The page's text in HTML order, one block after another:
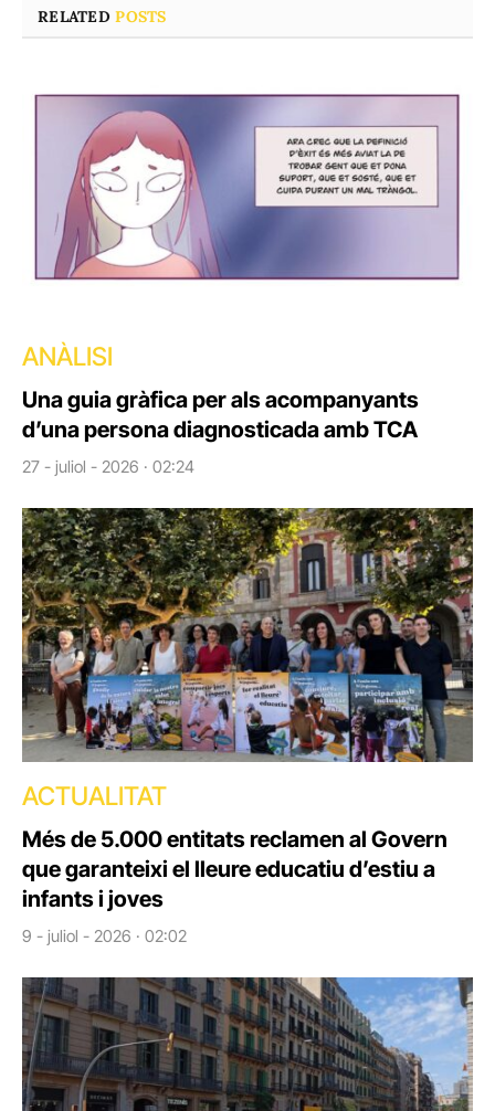
RELATEDPOSTS
ANÀLISI
Una guia gràfica per als acompanyants
d’una persona diagnosticada amb TCA
27 - juliol - 2026 · 02:24
ACTUALITAT
Més de 5.000 entitats reclamen al Govern
que garanteixi el lleure educatiu d’estiu a
infants i joves
9 - juliol - 2026 · 02:02